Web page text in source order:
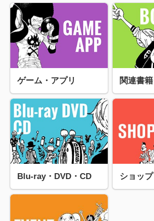
ゲーム・アプリ 関連書籍
Blu-ray・DVD・CD ショップ